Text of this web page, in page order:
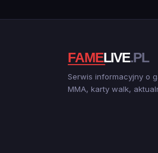
Serwis informacyjny o
MMA, karty walk,